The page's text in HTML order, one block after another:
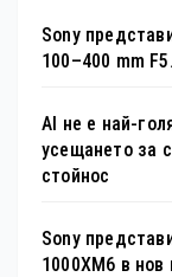
Sony
100–400 mm
AI не е най-
усещането за
стойнос
Sony
1000XM6 в нов